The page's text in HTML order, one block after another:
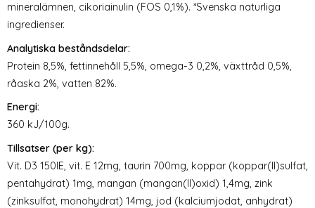
mineralämnen, cikoriainulin (FOS 0,1%). *Svenska naturliga
ingredienser.
Analytiska beståndsdelar:
Protein 8,5%, fettinnehåll 5,5%, omega-3 0,2%, växttråd 0,5%,
råaska 2%, vatten 82%.
Energi:
360 kJ/100g.
Tillsatser (per kg):
Vit. D3 150IE, vit. E 12mg, taurin 700mg, koppar (koppar(II)sulfat,
pentahydrat) 1mg, mangan (mangan(II)oxid) 1,4mg, zink
(zinksulfat, monohydrat) 14mg, jod (kalciumjodat, anhydrat)